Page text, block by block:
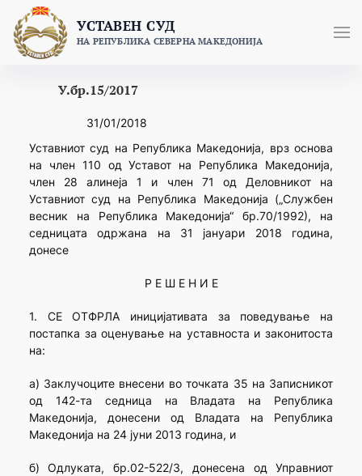
content
УСТАВЕН СУД
НА РЕПУБЛИКА СЕВЕРНА МАКЕДОНИЈА
У.бр.15/2017
31/01/2018
Уставниот суд на Република Македонија, врз основа
на член 110 од Уставот на Република Македонија,
член 28 алинеја 1 и член 71 од Деловникот на
Уставниот суд на Република Македонија („Службен
весник на Република Македонија“ бр.70/1992), на
седницата одржана на 31 јануари 2018 година,
донесе
Р Е Ш Е Н И Е
1. СЕ ОТФРЛА иницијативата за поведување на
постапка за оценување на уставноста и законитоста
на:
а) Заклучоците внесени во точката 35 на Записникот
од 142-та седница на Владата на Република
Македонија, донесени од Владата на Република
Македонија на 24 јуни 2013 година, и
б) Одлуката, бр.02-522/3, донесена од Управниот